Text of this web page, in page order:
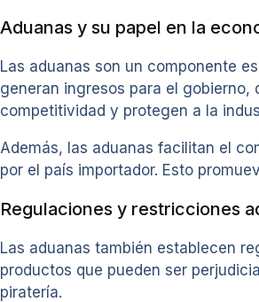
Aduanas y su papel en la
Las aduanas son un componente
generan ingresos para el
competitividad y protegen a la
Además, las aduanas facilitan el
por el país importador. Esto
Regulaciones y restricciones
Las aduanas también establecen
productos que pueden ser
piratería.